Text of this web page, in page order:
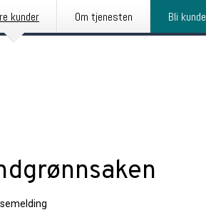
kunder Om tjenesten Bli kunde